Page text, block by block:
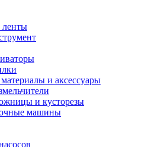
ленты
и аксессуары
и кусторезы
машины